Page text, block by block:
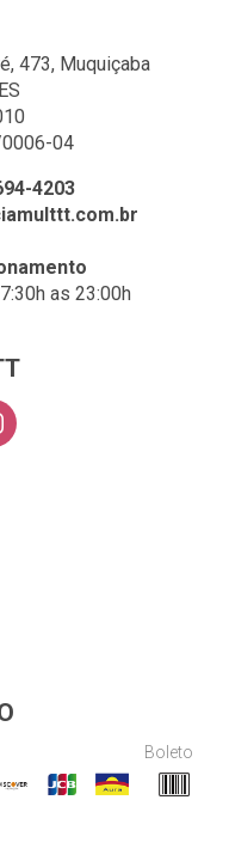
473, Muquiçaba
04
4203
as 23:00h
Boleto